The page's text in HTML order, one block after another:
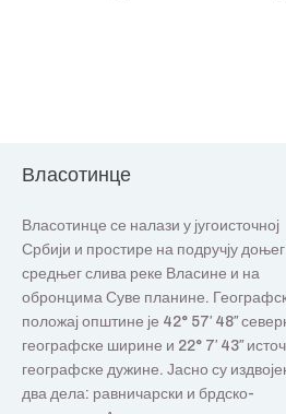
Власотинце
Власотинце се налази у југоисточној
Србији и простире на подручју
средњег слива реке Власине и на
обронцима Суве планине.
положај општине је 42° 57′ 48″
географске ширине и 22° 7′ 43″
географске дужине. Јасно су
два дела: равничарски и брдско-